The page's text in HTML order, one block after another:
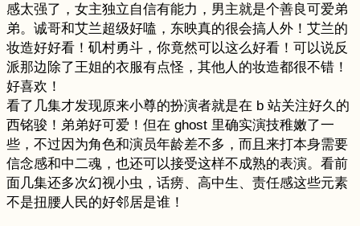
感太强了，女主独立自信有能力，男主就是个善良可爱弟
弟。诚哥和艾兰超级好嗑，东映真的很会搞人外！艾兰的
妆造好好看！矶村勇斗，你竟然可以这么好看！可以说反
派那边除了王姐的衣服有点怪，其他人的妆造都很不错！
好喜欢！
看了几集才发现原来小尊的扮演者就是在 b 站关注好久的
西铭骏！弟弟好可爱！但在 ghost 里确实演技稚嫩了一
些，不过因为角色和演员年龄差不多，而且来打本身需要
信念感和中二魂，也还可以接受这样不成熟的表演。看前
面几集还多次幻视小虫，话痨、高中生、责任感这些元素
不是扭腰人民的好邻居是谁！